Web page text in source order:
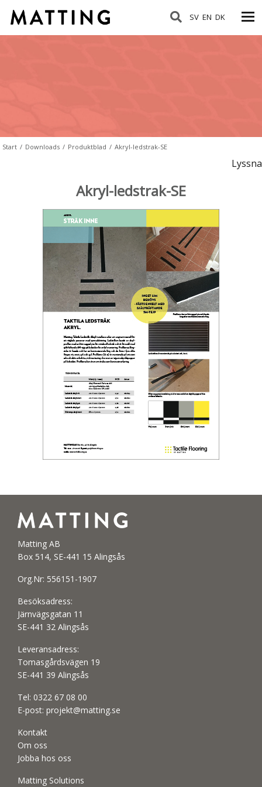
SV EN DK
Start / Downloads / Produktblad / Akryl-ledstrak-SE
Lyssna
Akryl-ledstrak-SE
Matting AB
Box 514, SE-441 15 Alingsås
Org.Nr: 556151-1907
Besöksadress:
Järnvägsgatan 11
SE-441 32 Alingsås
Leveransadress:
Tomasgårdsvägen 19
SE-441 39 Alingsås
Tel: 0322 67 08 00
E-post: projekt@matting.se
Kontakt
Om oss
Jobba hos oss
Matting Solutions